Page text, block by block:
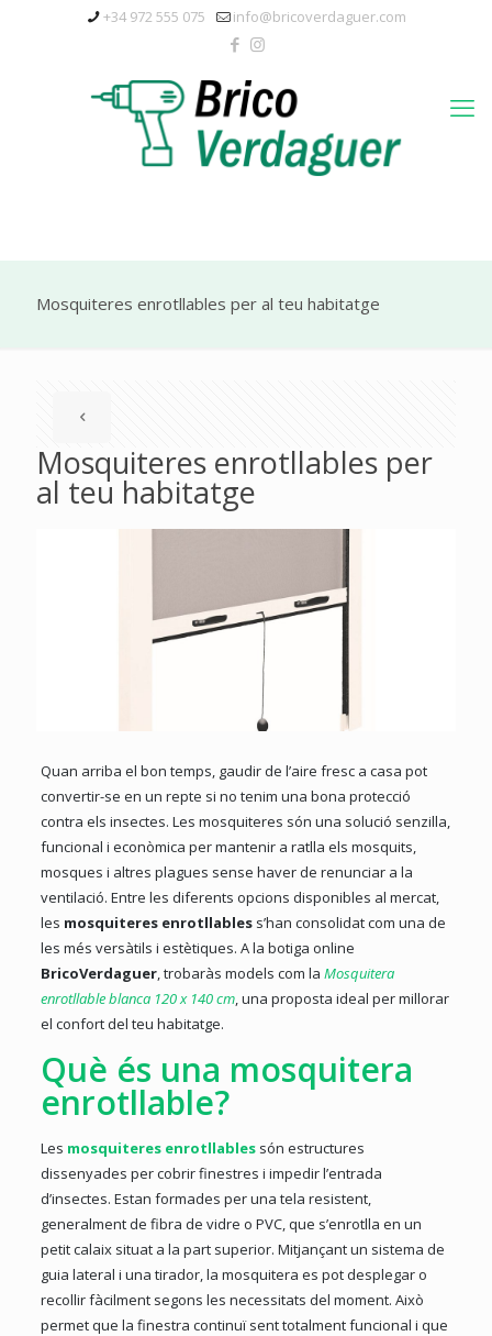
+34 972 555 075 info@bricoverdaguer.com
Mosquiteres enrotllables per al teu habitatge
Mosquiteres enrotllables per
al teu habitatge
Quan arriba el bon temps, gaudir de l’aire fresc a casa pot
convertir-se en un repte si no tenim una bona protecció
contra els insectes. Les mosquiteres són una solució senzilla,
funcional i econòmica per mantenir a ratlla els mosquits,
mosques i altres plagues sense haver de renunciar a la
ventilació. Entre les diferents opcions disponibles al mercat,
les mosquiteres enrotllabless’han consolidat com una de
les més versàtils i estètiques. A la botiga online
BricoVerdaguer, trobaràs models com la Mosquitera
enrotllable blanca 120 x 140 cm, una proposta ideal per millorar
el confort del teu habitatge.
Què és una mosquitera
enrotllable?
Les mosquiteres enrotllablessón estructures
dissenyades per cobrir finestres i impedir l’entrada
d’insectes. Estan formades per una tela resistent,
generalment de fibra de vidre o PVC, que s’enrotlla en un
petit calaix situat a la part superior. Mitjançant un sistema de
guia lateral i una tirador, la mosquitera es pot desplegar o
recollir fàcilment segons les necessitats del moment. Això
permet que la finestra continuï sent totalment funcional i que